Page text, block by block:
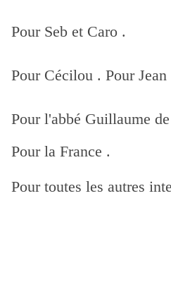
Pour Seb et Caro .
Pour Cécilou . Pour Jean
Pour l'abbé Guillaume
Pour la France .
Pour toutes les autres